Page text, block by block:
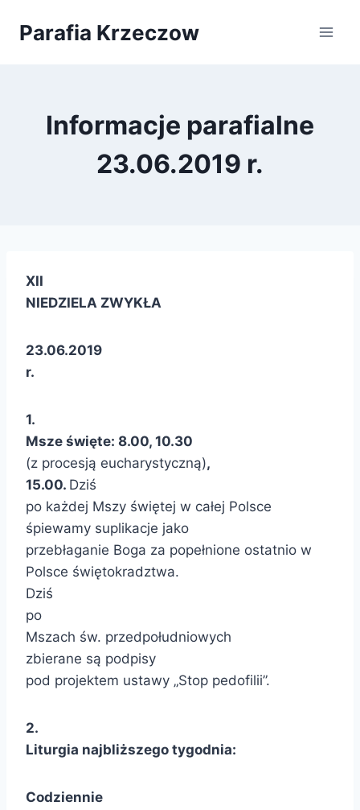
Parafia Krzeczow
Informacje parafialne
23.06.2019 r.
XII
NIEDZIELA ZWYKŁA
23.06.2019
r.
1.
Msze święte: 8.00, 10.30
(z procesją eucharystyczną),
15.00. Dziś
po każdej Mszy świętej w całej Polsce
śpiewamy suplikacje jako
przebłaganie Boga za popełnione ostatnio w
Polsce świętokradztwa.
Dziś
po
Mszach św. przedpołudniowych
zbierane są podpisy
pod projektem ustawy „Stop pedofilii”.
2.
Liturgia najbliższego tygodnia:
Codziennie